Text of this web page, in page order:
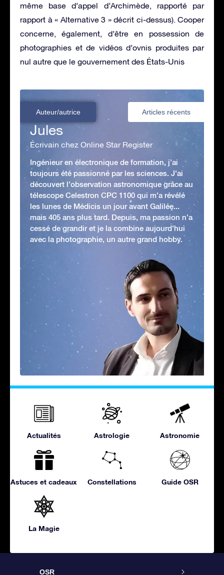
même base d’appel d’Archimède, rapporté par
rapport à « Alternative 3 » décrit ci-dessus). Cooper
concerne, également, d’être en possession de
photographies et de vidéos d’ovnis produites par
nul autre que le gouvernement des États-Unis
Auteur/autrice Articles récents
Jules
Écrivain chez Online Star Register
Ingénieur en électronique de formation, j’ai
toujours été passionné par les sciences. J'ai
découvert l'observation astronomique grâce au
télescope Celestron CPC 1100 qui m'a révélé
les lunes de Médicis un jour avant Galilée...
mais 405 ans plus tard. Depuis, ma passion n'a
cessé de grandir et je la combine aujourd'hui
avec la photographie, un autre grand hobby.
Actualités Astrologie Astronomie
Astuces et cadeaux Constellations Guide OSR
La Magie
OSR